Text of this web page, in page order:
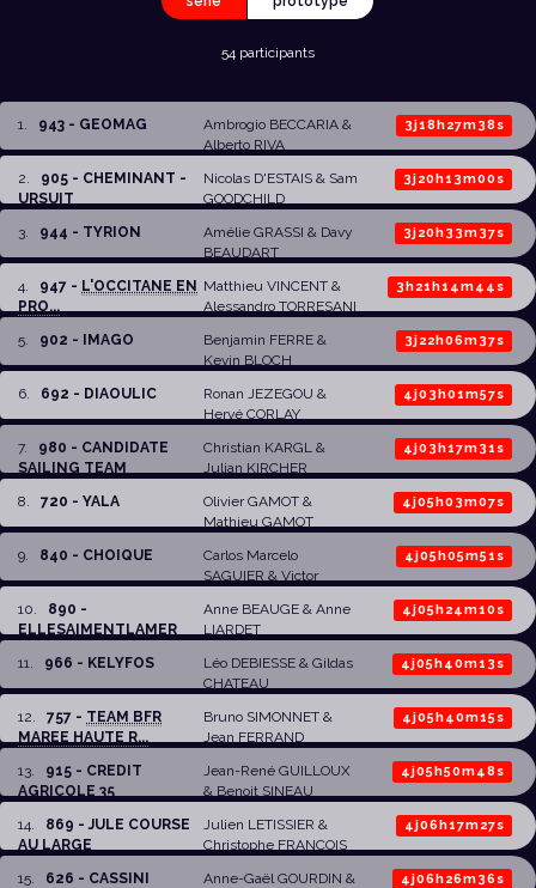
54 participants
1. 943 - GEOMAG Ambrogio BECCARIA&
Alberto RIVA
3j18h27m38s
2. 905 - CHEMINANT -
URSUIT
Nicolas D'ESTAIS& Sam
GOODCHILD
3j20h13m00s
3. 944 - TYRION Amélie GRASSI & Davy
BEAUDART
3j20h33m37s
4. 947 - L'OCCITANE EN
PRO...
Matthieu VINCENT&
Alessandro TORRESANI
3h21h14m44s
5. 902 - IMAGO Benjamin FERRE&
Kevin BLOCH
3j22h06m37s
6. 692 - DIAOULIC Ronan JEZEGOU &
Hervé CORLAY
4j03h01m57s
7. 980 - CANDIDATE
SAILING TEAM
Christian KARGL&
Julian KIRCHER
4j03h17m31s
8. 720 - YALA Olivier GAMOT&
Mathieu GAMOT
4j05h03m07s
9. 840 - CHOIQUE
Carlos Marcelo
SAGUIER & Victor
4j05h05m51s
10. 890 -
ELLESAIMENTLAMER
Anne BEAUGE& Anne
LIARDET
4j05h24m10s
11. 966 - KELYFOS Léo DEBIESSE& Gildas
CHATEAU
4j05h40m13s
12. 757 - TEAM BFR
MAREE HAUTE R...
Bruno SIMONNET&
Jean FERRAND
4j05h40m15s
13. 915 - CREDIT
AGRICOLE 35
Jean-René GUILLOUX
& Benoit SINEAU
4j05h50m48s
14. 869 - JULE COURSE
AU LARGE
Julien LETISSIER &
Christophe FRANCOIS
4j06h17m27s
15. 626 - CASSINI Anne-Gaël GOURDIN &
4j06h26m36s